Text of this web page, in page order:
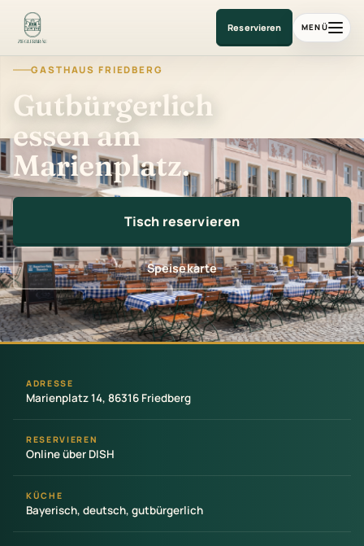
Gasthaus am Marienplatz Reservieren MENÜ
GASTHAUS FRIEDBERG
Gutbürgerlich
essen am
Marienplatz.
Tisch reservieren
Speisekarte
ADRESSE
Marienplatz 14, 86316 Friedberg
RESERVIEREN
Online über DISH
KÜCHE
Bayerisch, deutsch, gutbürgerlich